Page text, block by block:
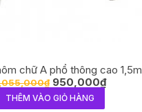
chữ A phổ thông cao 1,5m
₫ 950,000₫
THÊM VÀO GIỎ HÀNG